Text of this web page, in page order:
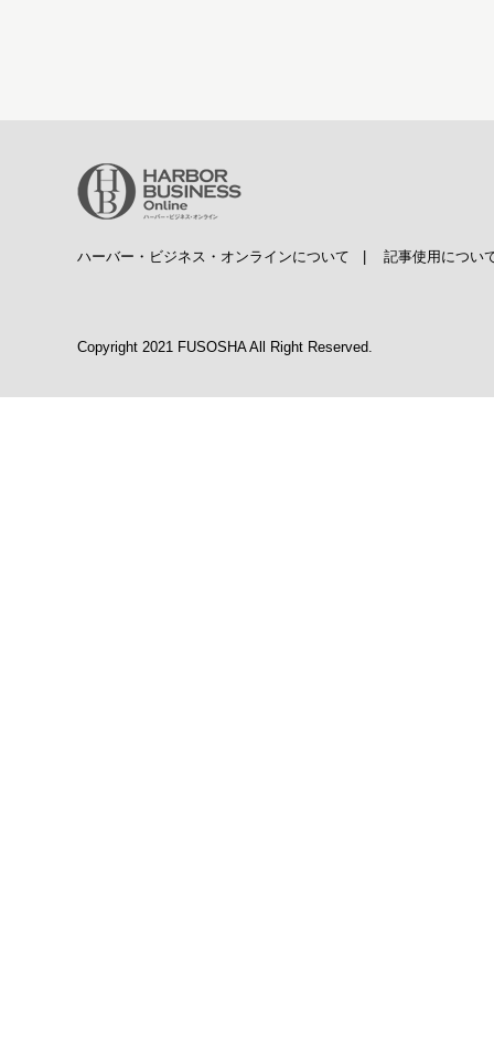
ハーバー・ビジネス・オンラインについて 記事使用につい
Copyright 2021 FUSOSHA All Right Reserved.